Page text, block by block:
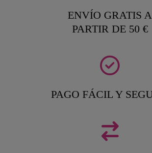
ENVÍO GRATIS A
PARTIR DE 50 €
PAGO FÁCIL Y